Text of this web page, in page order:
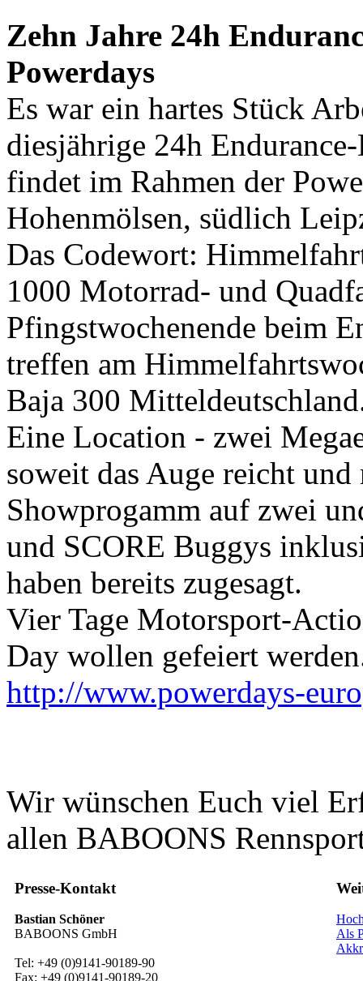
Zehn Jahre 24h
Powerdays
Es war ein hartes Stück
diesjährige 24h
findet im Rahmen der
Hohenmölsen, südlich
Das Codewort:
1000 Motorrad- und
Pfingstwochenende beim
treffen am
Baja 300
Eine Location - zwei
soweit das Auge reicht
Showprogamm auf zwei
und SCORE Buggys
haben bereits zugesagt.
Vier Tage Motorsport-
Day wollen gefeiert
http://www.powerdays-
Wir wünschen Euch viel
allen BABOONS
Presse-Kontakt
Bastian Schöner
BABOONS GmbH
Tel: +49 (0)9141-90189-90
Fax: +49 (0)9141-90189-20
Als